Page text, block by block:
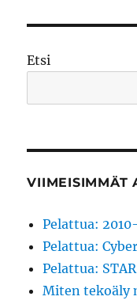
Etsi
VIIMEISIMMÄT
Pelattua:
Pelattua:
Pelattua:
Miten tekoäly